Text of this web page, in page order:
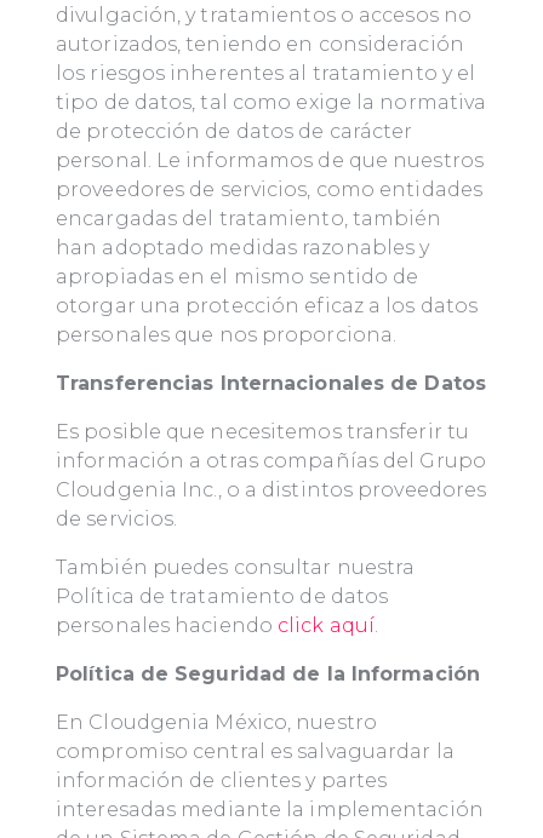
divulgación, y tratamientos o accesos no
autorizados, teniendo en consideración
los riesgos inherentes al tratamiento y el
tipo de datos, tal como exige la normativa
de protección de datos de carácter
personal. Le informamos de que nuestros
proveedores de servicios, como entidades
encargadas del tratamiento, también
han adoptado medidas razonables y
apropiadas en el mismo sentido de
otorgar una protección eficaz a los datos
personales que nos proporciona.
Transferencias Internacionales de Datos
Es posible que necesitemos transferir tu
información a otras compañías del Grupo
Cloudgenia Inc., o a distintos proveedores
de servicios.
También puedes consultar nuestra
Política de tratamiento de datos
personales haciendo click aquí.
Política de Seguridad de la Información
En Cloudgenia México, nuestro
compromiso central es salvaguardar la
información de clientes y partes
interesadas mediante la implementación